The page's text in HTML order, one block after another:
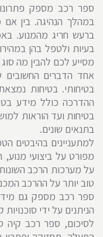
ספר רכב מספק
במהלך הנהיגה. בין אם
ברעש חריג מהמנוע.
בעיות ולטפל בהן
מסייע לכם להבין מה
אחד הדברים
בטיחותי. בטיחות
ההדרכה כולל מידע
בטיחות ועד הוראות
בתנאים שונים.
למתעניינים בהיבטים
מפורט על ביצועי מנוע,
על מערכות הרכב
טוב יותר על ההרכב
ספר רכב מספק גם
הניתנים על ידי
לסיכום, ספר רכב קיה